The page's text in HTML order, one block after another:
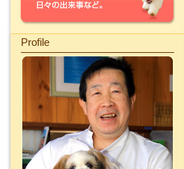
Profile